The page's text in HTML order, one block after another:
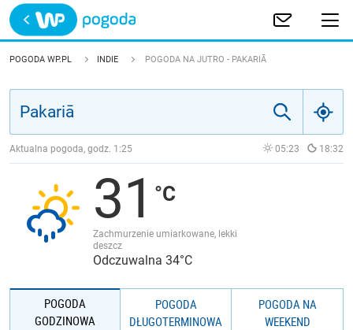
Trwa ładowanie
POLSKA
JAKOŚĆ POWIETRZA
POGODA WP.PL INDIE POGODA NA JUTRO - PAKARIĀ
Aktualna pogoda, godz. 1:25 05:23 18:32
31
Zachmurzenie umiarkowane, lekki
deszcz
Odczuwalna 34°C
POGODA
GODZINOWA
POGODA
DŁUGOTERMINOWA
POGODA NA
WEEKEND